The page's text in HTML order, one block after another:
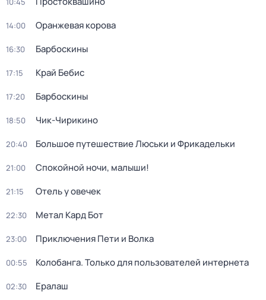
14:00 Оранжевая корова
16:30 Барбоскины
17:15 Край Бебис
17:20 Барбоскины
18:50 Чик-Чирикино
20:40 Большое путешествие Люськи и Фрикадельки
21:00 Спокойной ночи, малыши!
21:15 Отель у овечек
22:30 Метал Кард Бот
23:00 Приключения Пети и Волка
00:55 Колобанга. Только для пользователей интернета
02:30 Ералаш